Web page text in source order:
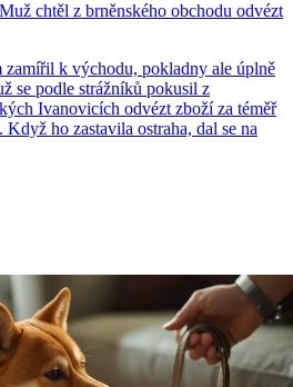
chtěl z brněnského obchodu odvézt
k východu, pokladny ale úplně
se podle strážníků pokusil z
Ivanovicích odvézt zboží za téměř
ho zastavila ostraha, dal se na